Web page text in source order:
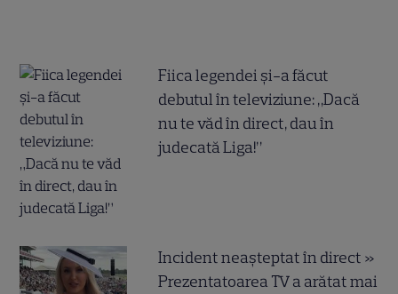
Fiica legendei și-a făcut
debutul în televiziune: „Dacă
nu te văd în direct, dau în
judecată Liga!”
Incident neașteptat în direct »
Prezentatoarea TV a arătat mai